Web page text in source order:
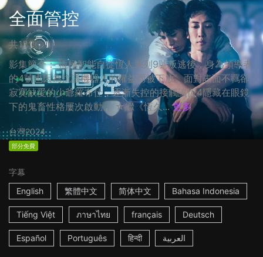
全面管控
共12集
影集簡介： 恆極智能自從恆人系列9號叛逃後，身為領導者
的4號也因為抗議機器人的權益而被下放。面對表面不羈卻
寂寞缺愛的少爺羅布仕，逐漸失控的接觸讓恆4隱藏在眼鏡
下的鬼畜性格屢次啟動。 ☆繼《恆久... 更多
台灣2024
部分免費
字幕
English
繁體中文 简体中文 Bahasa Indonesia
Tiếng Việt ภาษาไทย français Deutsch
Español Português हिन्दी العربية